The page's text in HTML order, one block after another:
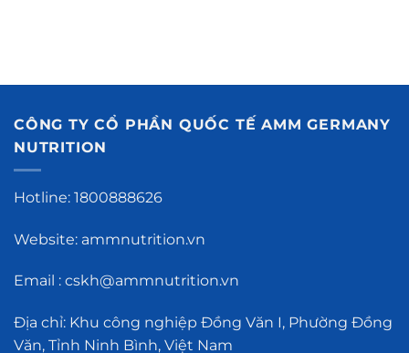
CÔNG TY CỔ PHẦN QUỐC TẾ AMM GERMANY
NUTRITION
Hotline: 1800888626
Website: ammnutrition.vn
Email : cskh@ammnutrition.vn
Địa chỉ: Khu công nghiệp Đồng Văn I, Phường Đồng
Văn, Tỉnh Ninh Bình, Việt Nam